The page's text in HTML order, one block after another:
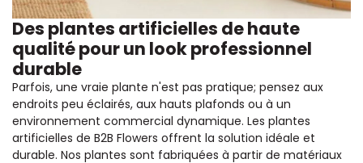
Des plantes artificielles de haute
qualité pour un look professionnel
durable
Parfois, une vraie plante n'est pas pratique; pensez aux
endroits peu éclairés, aux hauts plafonds ou à un
environnement commercial dynamique. Les plantes
artificielles de B2B Flowers offrent la solution idéale et
durable. Nos plantes sont fabriquées à partir de matériaux